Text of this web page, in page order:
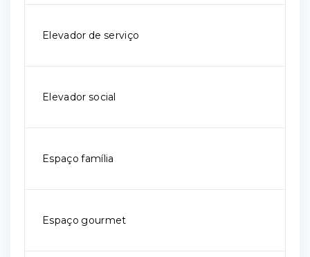
Elevador de serviço
Elevador social
Espaço família
Espaço gourmet